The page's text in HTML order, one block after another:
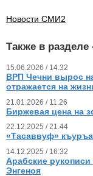
Новости СМИ2
Также в разделе
15.06.2026 / 14.32
ВРП Чечни вырос
отражается на
21.01.2026 / 11.26
Биржевая цена на
22.12.2025 / 21.44
«Тасаввуф»
14.12.2025 / 16.32
Арабские
Энгеноя